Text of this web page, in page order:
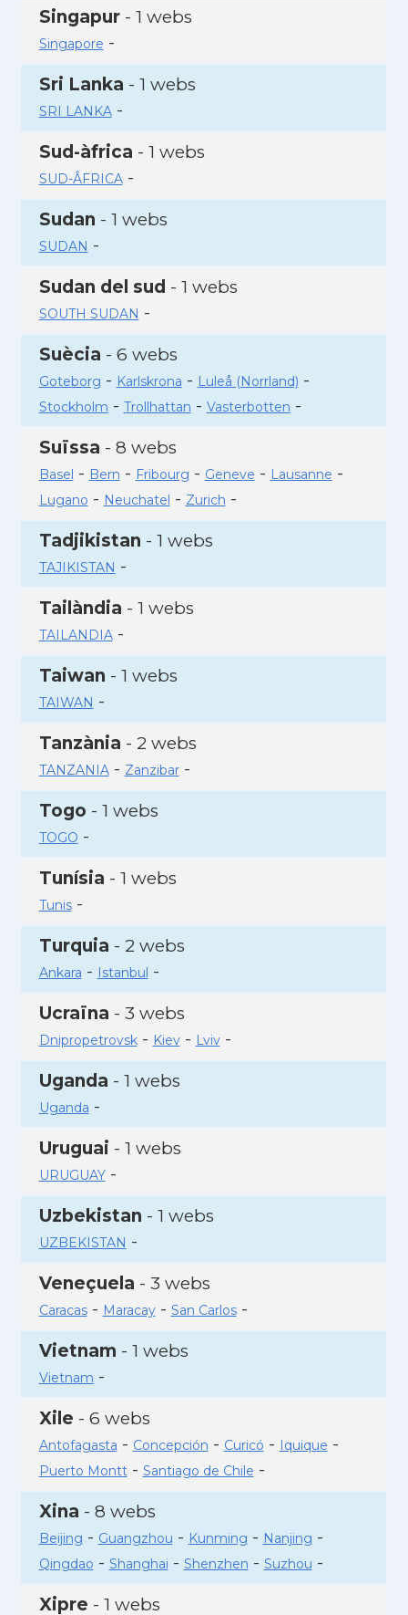
Singapur- 1 webs
Singapore -
Sri Lanka - 1 webs
SRI LANKA-
Sud-àfrica - 1 webs
SUD-ÂFRICA-
Sudan - 1 webs
SUDAN -
Sudan del sud - 1 webs
SOUTH SUDAN -
Suècia - 6 webs
Goteborg - Karlskrona - Luleå (Norrland) -
Stockholm - Trollhattan - Vasterbotten -
Suïssa - 8 webs
Basel - Bern - Fribourg - Geneve - Lausanne -
Lugano - Neuchatel - Zurich -
Tadjikistan - 1 webs
TAJIKISTAN -
Tailàndia - 1 webs
TAILANDIA-
Taiwan - 1 webs
TAIWAN -
Tanzània - 2 webs
TANZANIA- Zanzibar-
Togo - 1 webs
TOGO -
Tunísia - 1 webs
Tunis-
Turquia - 2 webs
Ankara - Istanbul -
Ucraïna - 3 webs
Dnipropetrovsk- Kiev- Lviv-
Uganda - 1 webs
Uganda -
Uruguai - 1 webs
URUGUAY-
Uzbekistan - 1 webs
UZBEKISTAN -
Veneçuela - 3 webs
Caracas- Maracay- San Carlos-
Vietnam - 1 webs
Vietnam -
Xile - 6 webs
Antofagasta - Concepción - Curicó - Iquique -
Puerto Montt- Santiago de Chile -
Xina - 8 webs
Beijing - Guangzhou - Kunming - Nanjing -
Qingdao - Shanghai - Shenzhen - Suzhou -
Xipre - 1 webs